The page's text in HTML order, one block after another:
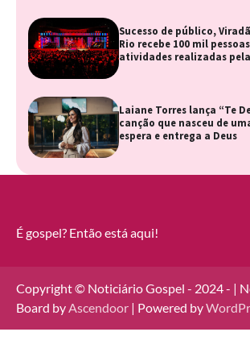
Sucesso de público,
Rio recebe 100 mil
atividades realizadas
Laiane Torres lança “Te
canção que nasceu de
espera e entrega a Deus
É gospel? Então está aqui!
Copyright © Noticiário Gospel - 2024 - |
Board byAscendoor | Powered by